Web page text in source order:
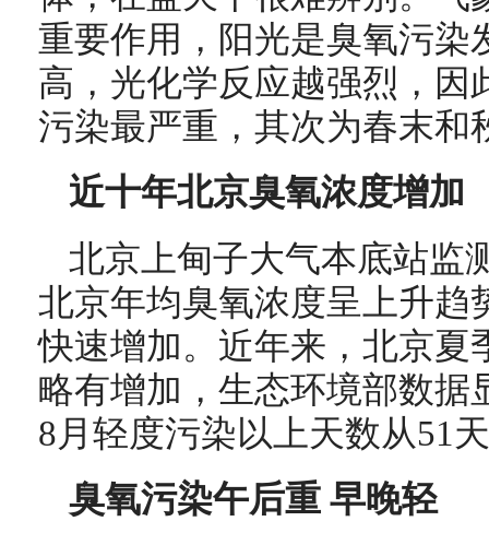
重要作用，阳光是臭氧污染
高，光化学反应越强烈，因
污染最严重，其次为春末和
近十年北京臭氧浓度增加
北京上甸子大气本底站监
北京年均臭氧浓度呈上升趋
快速增加。近年来，北京夏
略有增加，生态环境部数据
8月轻度污染以上天数从51
臭氧污染午后重 早晚轻